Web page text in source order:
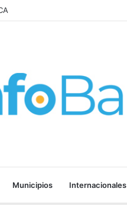
Privada
Municipios Internacionales